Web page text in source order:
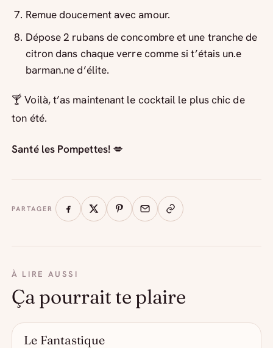
Remue doucement avec amour.
Dépose 2 rubans de concombre et une tranche de
citron dans chaque verre comme si t’étais un.e
barman.ne d’élite.
🍸 Voilà, t’as maintenant le cocktail le plus chic de
ton été.
Santé les Pompettes!💋
PARTAGER
À LIRE AUSSI
Ça pourrait te plaire
LES COCKTAILS POMPETTES
Le Fantastique